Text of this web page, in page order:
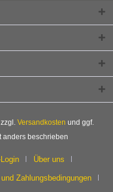
Versandkosten und ggf.
anders beschrieben
Über uns
Zahlungsbedingungen